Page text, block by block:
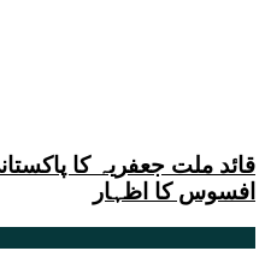
قائد ملت جعفریہ کا
افسوس کا اظہار